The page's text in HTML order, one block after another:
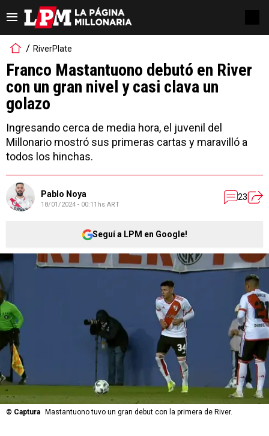
RiverPlate
Franco Mastantuono debutó en River
con un gran nivel y casi clava un
golazo
Ingresando cerca de media hora, el juvenil del
Millonario mostró sus primeras cartas y maravilló a
todos los hinchas.
Pablo Noya
18/01/2024 - 00:11hs ART
23
Seguí a LPM en Google!
© Captura Mastantuono tuvo un gran debut con la primera de River.